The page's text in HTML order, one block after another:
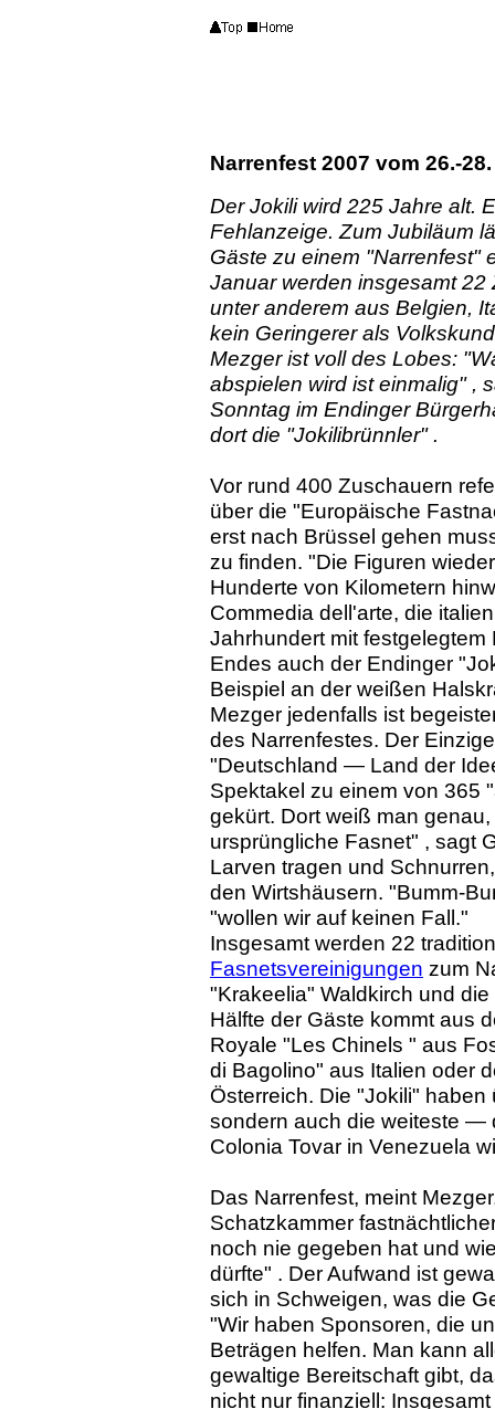
Narrenfest 2007 vom 26.-
Der Jokili wird 225 Jahre alt.
Fehlanzeige. Zum Jubiläum
Gäste zu einem "Narrenfest"
Januar werden insgesamt
unter anderem aus Belgien,
kein Geringerer als
Mezger ist voll des Lobes:
abspielen wird ist einmalig" ,
Sonntag im Endinger
dort die "Jokilibrünnler" .
Vor rund 400 Zuschauern
über die "Europäische
erst nach Brüssel gehen
zu finden. "Die Figuren
Hunderte von Kilometern
Commedia dell'arte, die
Jahrhundert mit
Endes auch der Endinger
Beispiel an der weißen
Mezger jedenfalls ist
des Narrenfestes. Der
"Deutschland — Land der
Spektakel zu einem von 365
gekürt. Dort weiß man
ursprüngliche Fasnet" , sagt
Larven tragen und
den Wirtshäusern. "Bumm-
"wollen wir auf keinen Fall."
Insgesamt werden 22
Fasnetsvereinigungen zum
"Krakeelia" Waldkirch und
Hälfte der Gäste kommt aus
Royale "Les Chinels " aus
di Bagolino" aus Italien oder
Österreich. Die "Jokili"
sondern auch die weiteste —
Colonia Tovar in Venezuela
Das Narrenfest, meint
Schatzkammer
noch nie gegeben hat und
dürfte" . Der Aufwand ist
sich in Schweigen, was die
"Wir haben Sponsoren, die
Beträgen helfen. Man kann
gewaltige Bereitschaft gibt,
nicht nur finanziell: